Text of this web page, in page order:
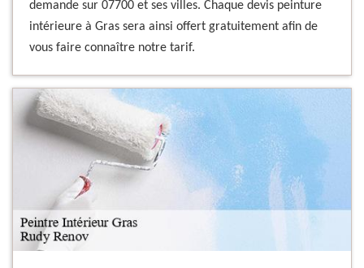
demande sur 07700 et ses villes. Chaque devis peinture
intérieure à Gras sera ainsi offert gratuitement afin de
vous faire connaître notre tarif.